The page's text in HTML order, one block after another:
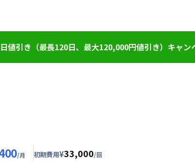
次回更新日 情報更新
値引き（最長120日、最大120,000円値引き）キャン
/月 初期費用¥33,000/回